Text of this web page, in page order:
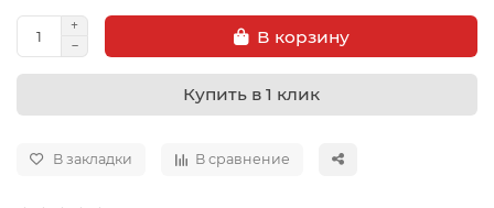
В корзину
Купить в 1 клик
В закладки В сравнение